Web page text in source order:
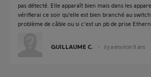
pas détecté. Elle apparaît bien mais dans les
vérifierai ce soir qu'elle est bien branché au
problème de câble ou si c'est un pb de prise
GUILLAUME C. il y a environ 9 ans